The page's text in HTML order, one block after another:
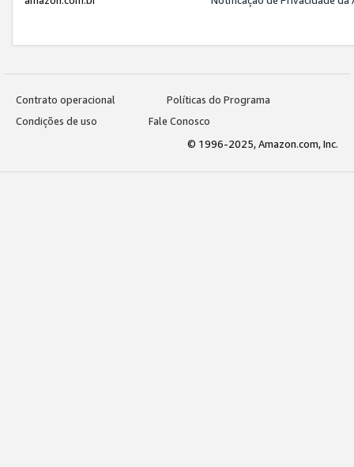
Contrato operacional
Políticas do Programa
Condições de uso
Fale Conosco
© 1996-2025, Amazon.com, Inc.